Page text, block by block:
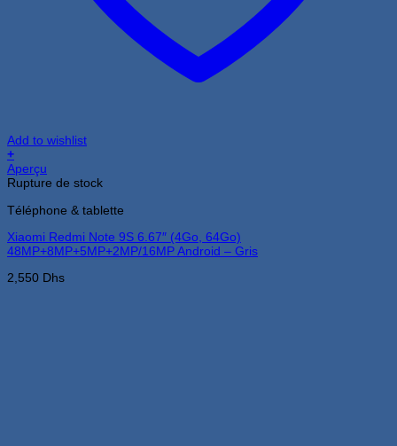
Add to wishlist
+
Aperçu
Rupture de stock
Téléphone & tablette
Xiaomi Redmi Note 9S 6.67″ (4Go, 64Go)
48MP+8MP+5MP+2MP/16MP Android – Gris
2,550 Dhs